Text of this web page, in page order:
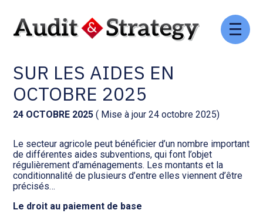
Aller
Comptabilité et conseil
Social et ressources humaines
Assistance juridique
Audit légal
Gestion de patrimoine
Gestion des documents : ISuite
Tenue de votre comptabilité :
ACD
Facturation et pilotage :
Facturation et pilotage : MEG
Analyse et tableau de bord :
WAIBI
AGRICULTURE : LE POINTS
SUR LES AIDES EN
OCTOBRE 2025
24 OCTOBRE 2025 ( Mise à jour 24 octobre 2025)
Le secteur agricole peut bénéficier d’un nombre important
de différentes aides subventions, qui font l’objet
régulièrement d’aménagements. Les montants et la
conditionnalité de plusieurs d’entre elles viennent d’être
précisés…
Le droit au paiement de base